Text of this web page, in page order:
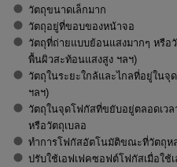
วัตถุขนาดเล็กมาก
วัตถุอยู่ที่ขอบของหน้าจอ
วัตถุที่ถ่ายแบบย้อนแสงมากๆ หรื
พื้นผิวสะท้อนแสงสูง ฯลฯ)
วัตถุในระยะใกล้และไกลที่อยู่ในจุ
ฯลฯ)
วัตถุในจุดโฟกัสที่ขยับอยู่ตลอดเว
หรือวัตถุเบลอ
ทำการโฟกัสอัตโนมัติขณะที่วัตถุห
ปรับใช้เอฟเฟคซอฟต์โฟกัสเมื่อใช้